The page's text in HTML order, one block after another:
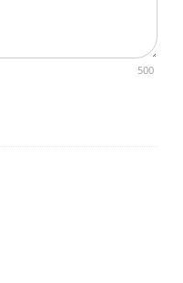
500